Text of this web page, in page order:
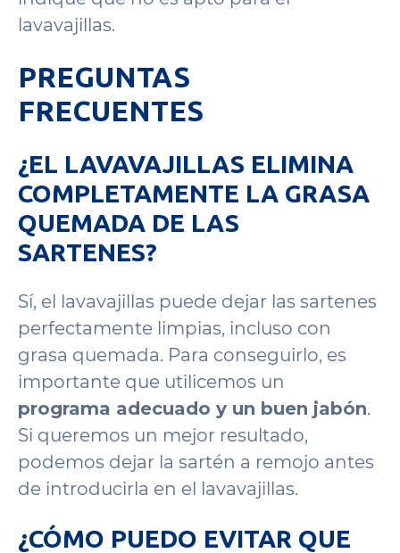
lavavajillas.
PREGUNTAS
FRECUENTES
¿EL LAVAVAJILLAS ELIMINA
COMPLETAMENTE LA GRASA
QUEMADA DE LAS
SARTENES?
Sí, el lavavajillas puede dejar las sartenes
perfectamente limpias, incluso con
grasa quemada. Para conseguirlo, es
importante que utilicemos un
programa adecuado y un buen jabón.
Si queremos un mejor resultado,
podemos dejar la sartén a remojo antes
de introducirla en el lavavajillas.
¿CÓMO PUEDO EVITAR QUE